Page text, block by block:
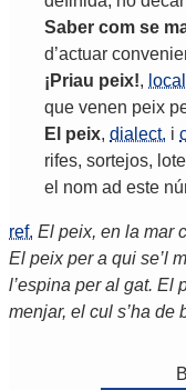
Saber com se
d’actuar
¡ Priau peix!,
que venen peix
El peix, dialect. i
rifes, sortejos,
el nom ad este
ref. El peix, en la mar
El peix per a qui se’l
l’espina per al gat. El
menjar, el cul s’ha de